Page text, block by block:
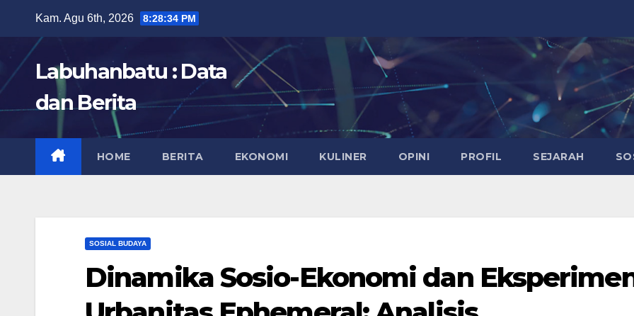
content
Kam. Agu 6th, 2026 8:28:35 PM
Labuhanbatu : Data
dan Berita
HOME BERITA EKONOMI KULINER OPINI PROFIL SEJARAH
SOSIAL BUDAYA
Dinamika Sosio-Ekonomi dan